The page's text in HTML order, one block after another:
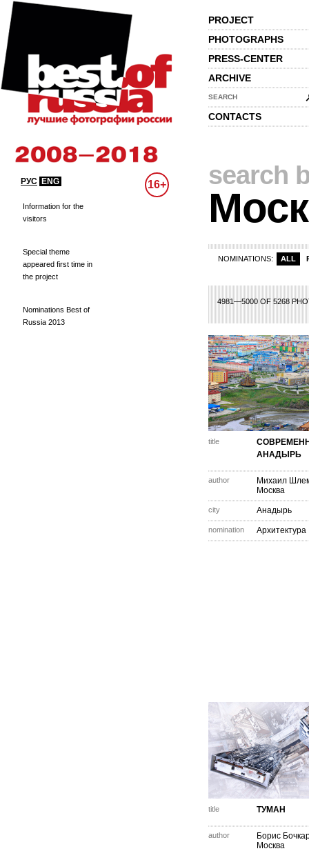
PROJECT
PHOTOGRAPHS
PRESS-CENTER
ARCHIVE
SEARCH
CONTACTS
РУС ENG 16+
Information for the
visitors
Special theme
appeared first time in
the project
Nominations Best of
Russia 2013
search
NOMINATIONS: ALL
4981—5000 OF 5268
240 241 242 243
title
АНАДЫРЬ
author
Михаил
Москва
city Анадырь
nomination Архитектура
title ТУМАН
author
Борис
Москва